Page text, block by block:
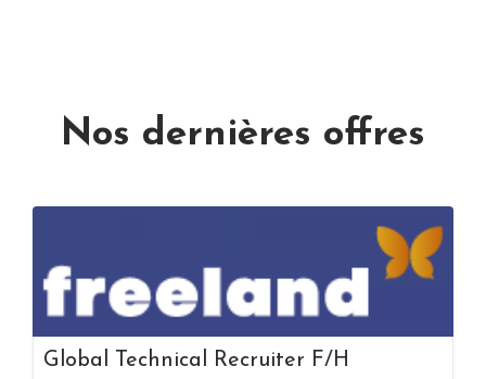
Nos dernières offres
Global Technical Recruiter F/H